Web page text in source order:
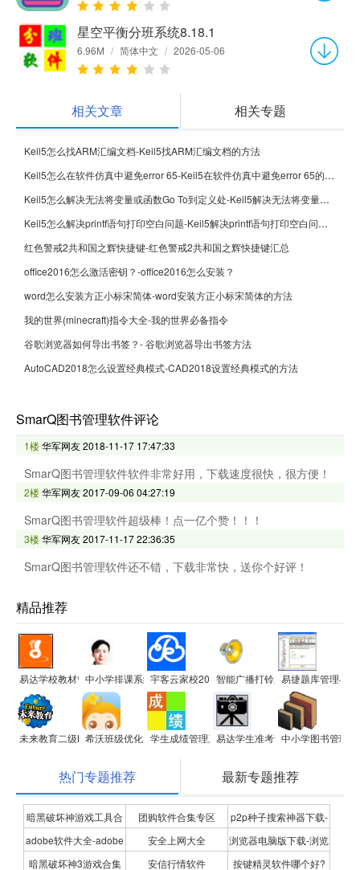
星空平衡分班系统8.18.1
6.96M / 简体中文 / 2026-05-06
相关文章 相关专题
Keil5怎么找ARM汇编文档-Keil5找ARM汇编文档的方法
Keil5怎么在软件仿真中避免error 65-Keil5在软件仿真中避免error 65的方法
Keil5怎么解决无法将变量或函数Go To到定义处-Keil5解决无法将变量或函数Go To到定义处的方法
Keil5怎么解决printf语句打印空白问题-Keil5解决printf语句打印空白问题的方法
红色警戒2共和国之辉快捷键-红色警戒2共和国之辉快捷键汇总
office2016怎么激活密钥？-office2016怎么安装？
word怎么安装方正小标宋简体-word安装方正小标宋简体的方法
我的世界(minecraft)指令大全-我的世界必备指令
谷歌浏览器如何导出书签？- 谷歌浏览器导出书签方法
AutoCAD2018怎么设置经典模式-CAD2018设置经典模式的方法
SmarQ图书管理软件评论
1楼华军网友2018-11-17 17:47:33
SmarQ图书管理软件软件非常好用，下载速度很快，很方便！
2楼华军网友2017-09-06 04:27:19
SmarQ图书管理软件超级棒！点一亿个赞！！！
3楼华军网友2017-11-17 22:36:35
SmarQ图书管理软件还不错，下载非常快，送你个好评！
精品推荐
易达学校教材管理软件中小学排课系统宇客云家校2017(成绩管理统计分析微信家校)
智能广播打铃系统(校园版)
易捷题库管理与
未来教育二级MS Office无纸化考试模拟软件
希沃班级优化大师学生成绩管理系统易达学生准考证打印系统软件
中小学图书管理
热门专题推荐 最新专题推荐
暗黑破坏神游戏工具合
集
团购软件合集专区
p2p种子搜索神器下载-
P2P种子搜索神器专题
adobe软件大全-adobe
全系列软件下载-adobe
安全上网大全
浏览器电脑版下载-浏览
器下载合集
暗黑破坏神3游戏合集 安信行情软件 按键精灵软件哪个好?